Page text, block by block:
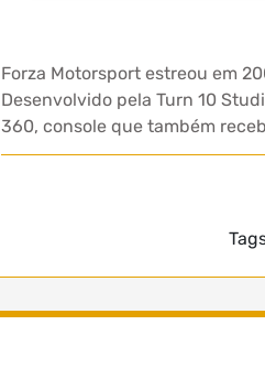
Forza Motorsport estreou em
Desenvolvido pela Turn 10
360, console que também